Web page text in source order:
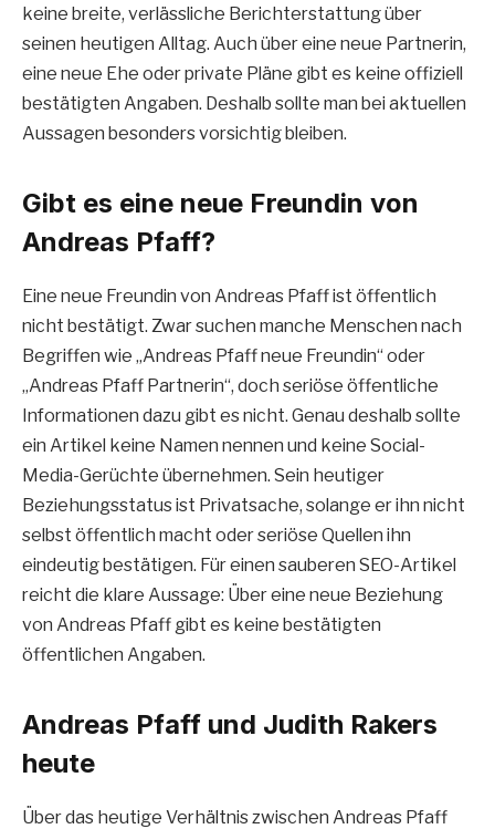
keine breite, verlässliche Berichterstattung über
seinen heutigen Alltag. Auch über eine neue Partnerin,
eine neue Ehe oder private Pläne gibt es keine offiziell
bestätigten Angaben. Deshalb sollte man bei aktuellen
Aussagen besonders vorsichtig bleiben.
Gibt es eine neue Freundin von
Andreas Pfaff?
Eine neue Freundin von Andreas Pfaff ist öffentlich
nicht bestätigt. Zwar suchen manche Menschen nach
Begriffen wie „Andreas Pfaff neue Freundin“ oder
„Andreas Pfaff Partnerin“, doch seriöse öffentliche
Informationen dazu gibt es nicht. Genau deshalb sollte
ein Artikel keine Namen nennen und keine Social-
Media-Gerüchte übernehmen. Sein heutiger
Beziehungsstatus ist Privatsache, solange er ihn nicht
selbst öffentlich macht oder seriöse Quellen ihn
eindeutig bestätigen. Für einen sauberen SEO-Artikel
reicht die klare Aussage: Über eine neue Beziehung
von Andreas Pfaff gibt es keine bestätigten
öffentlichen Angaben.
Andreas Pfaff und Judith Rakers
heute
Über das heutige Verhältnis zwischen Andreas Pfaff